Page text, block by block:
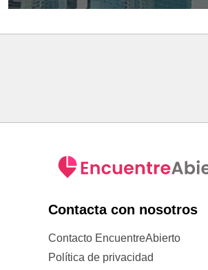
Contacta con nosotros
Contacto EncuentreAbierto
Política de privacidad